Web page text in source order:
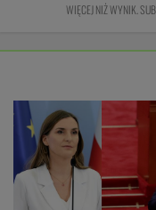
WIĘCEJ NIŻ WYNIK.